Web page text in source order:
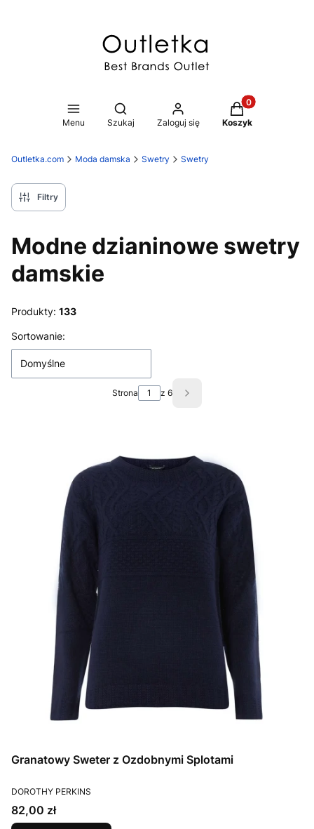
Menu
Otwórz wyszukiwarkę
Szukaj Zaloguj się
Produkty w
Koszyk
Outletka.com Moda damska Swetry Swetry
Filtry
Modne dzianinowe swetry
damskie
Produkty: 133
Lista produktów
Sortowanie:
Domyślne
Strona z 6 Następne produkty
Granatowy Sweter z Ozdobnymi Splotami
PRODUCENT
DOROTHY PERKINS
Cena
82,00 zł